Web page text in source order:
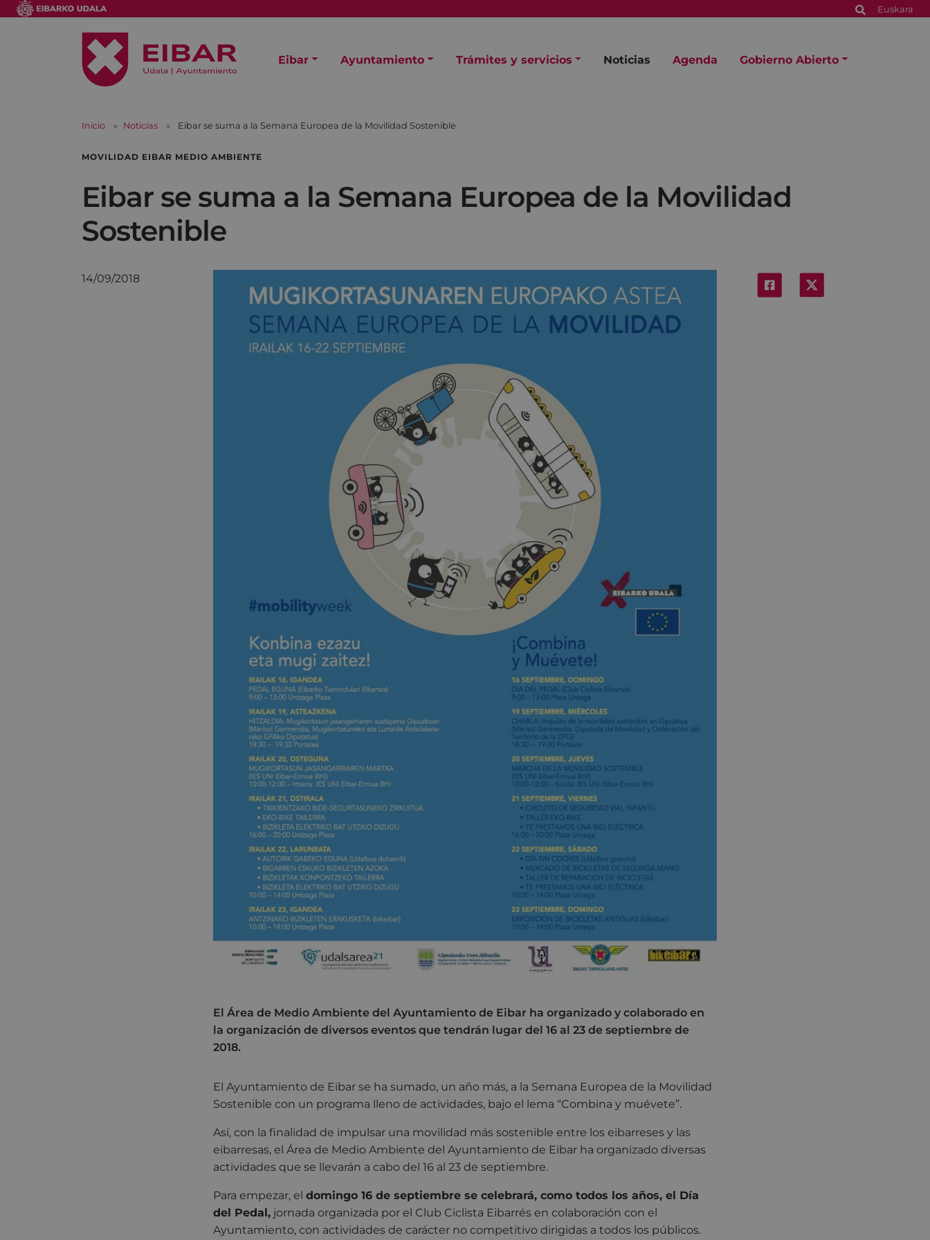
Euskara
Eibar Ayuntamiento Trámites y servicios Noticias Agenda Gobierno Abierto
Inicio Noticias Eibar se suma a la Semana Europea de la Movilidad Sostenible
MOVILIDAD EIBAR MEDIO AMBIENTE
Eibar se suma a la Semana Europea de la Movilidad
Sostenible
14/09/2018
El Área de Medio Ambiente del Ayuntamiento de Eibar ha organizado y colaborado en
la organización de diversos eventos que tendrán lugar del 16 al 23 de septiembre de
2018.
El Ayuntamiento de Eibar se ha sumado, un año más, a la Semana Europea de la Movilidad
Sostenible con un programa lleno de actividades, bajo el lema “Combina y muévete”.
Así, con la finalidad de impulsar una movilidad más sostenible entre los eibarreses y las
eibarresas, el Área de Medio Ambiente del Ayuntamiento de Eibar ha organizado diversas
actividades que se llevarán a cabo del 16 al 23 de septiembre.
Para empezar, el domingo 16 de septiembre se celebrará, como todos los años, el Día
del Pedal, jornada organizada por el Club Ciclista Eibarrés en colaboración con el
Ayuntamiento, con actividades de carácter no competitivo dirigidas a todos los públicos.